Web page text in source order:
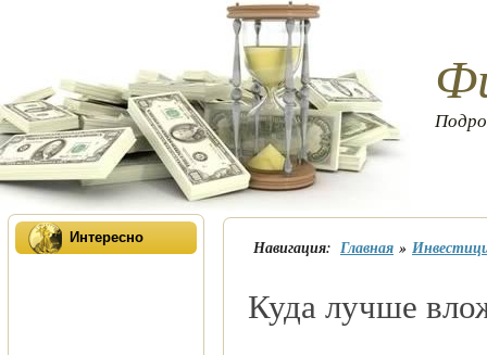
Навигация: Главная »
Куда лучше
Интересно